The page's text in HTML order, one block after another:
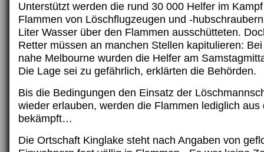
Unterstützt werden die rund 30 000 Helfer im
Flammen von Löschflugzeugen und -
Liter Wasser über den Flammen ausschütteten.
Retter müssen an manchen Stellen kapitulieren:
nahe Melbourne wurden die Helfer am
Die Lage sei zu gefährlich, erklärten die Behörden.
Bis die Bedingungen den Einsatz der
wieder erlauben, werden die Flammen lediglich aus
bekämpft…
Die Ortschaft Kinglake steht nach Angaben von